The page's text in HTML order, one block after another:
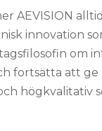
AEVISION
innovation
om
fortsätta att
högkvalitativ